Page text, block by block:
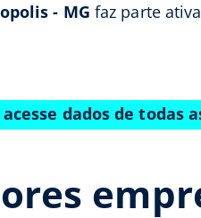
- MG faz parte
dados de todas